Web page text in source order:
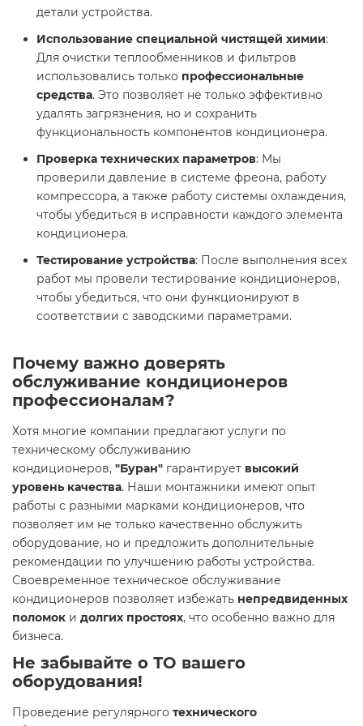
детали устройства.
Использование специальной чистящей химии:
Для очистки теплообменников и фильтров
использовались только профессиональные
средства. Это позволяет не только эффективно
удалять загрязнения, но и сохранить
функциональность компонентов кондиционера.
Проверка технических параметров: Мы
проверили давление в системе фреона, работу
компрессора, а также работу системы охлаждения,
чтобы убедиться в исправности каждого элемента
кондиционера.
Тестирование устройства: После выполнения всех
работ мы провели тестирование кондиционеров,
чтобы убедиться, что они функционируют в
соответствии с заводскими параметрами.
Почему важно доверять
обслуживание кондиционеров
профессионалам?
Хотя многие компании предлагают услуги по
техническому обслуживанию
кондиционеров, "Буран" гарантирует высокий
уровень качества. Наши монтажники имеют опыт
работы с разными марками кондиционеров, что
позволяет им не только качественно обслужить
оборудование, но и предложить дополнительные
рекомендации по улучшению работы устройства.
Своевременное техническое обслуживание
кондиционеров позволяет избежать непредвиденных
поломок и долгих простоях, что особенно важно для
бизнеса.
Не забывайте о ТО вашего
оборудования!
Проведение регулярного технического